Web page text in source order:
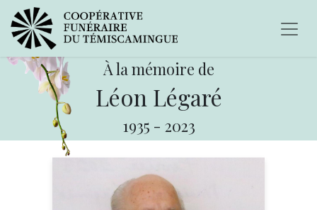
À la mémoire de
Léon Légaré
1935 - 2023